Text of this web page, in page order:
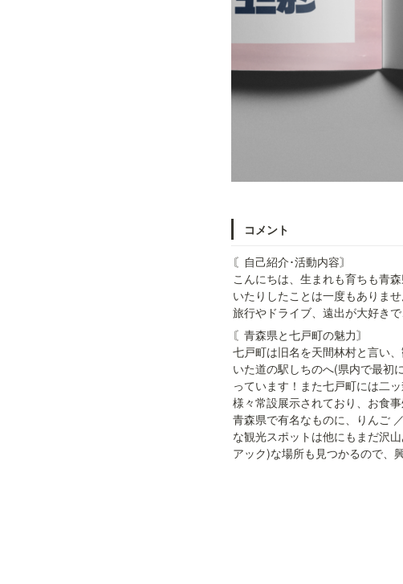
コメント
〘自己紹介･活動内容〙
こんにちは、生まれも育ちも青
いたりしたことは一度もありま
旅行やドライブ、遠出が大好き
〘青森県と七戸町の魅力〙
七戸町は旧名を天間林村と言い
いた道の駅しちのへ(県内で最初
っています！また七戸町には二
様々常設展示されており、お食
青森県で有名なものに、りんご
な観光スポットは他にもまだ沢
アック)な場所も見つかるので、